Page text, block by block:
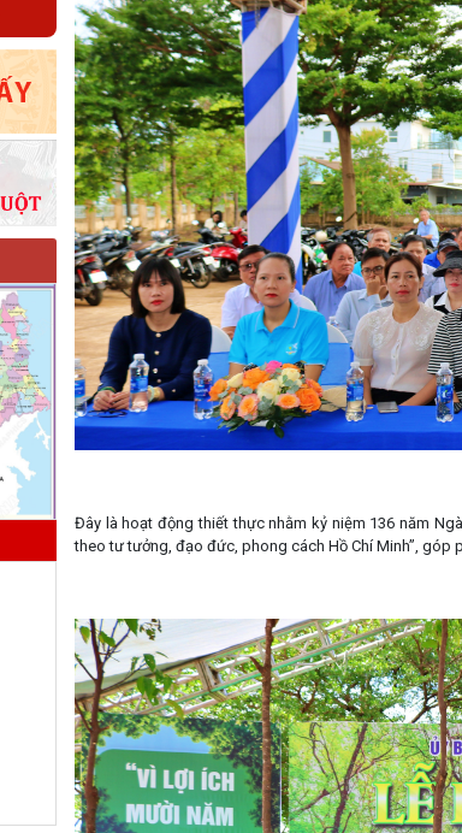
Đây là hoạt động thiết thực nhằm kỷ niệm 136 năm
theo tư tưởng, đạo đức, phong cách Hồ Chí Minh”, góp